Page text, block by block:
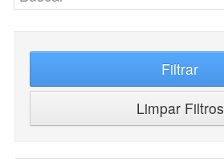
Filtrar
Limpar Filtros